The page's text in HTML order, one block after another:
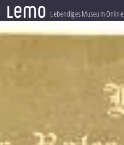
lemo Lebendiges Museum Online
ZEITSTRAHL
LERNEN